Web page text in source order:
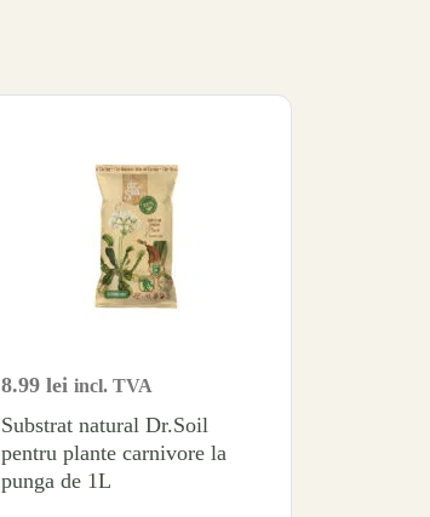
8.99 lei incl. TVA
Substrat natural Dr.Soil
pentru plante carnivore la
punga de 1L